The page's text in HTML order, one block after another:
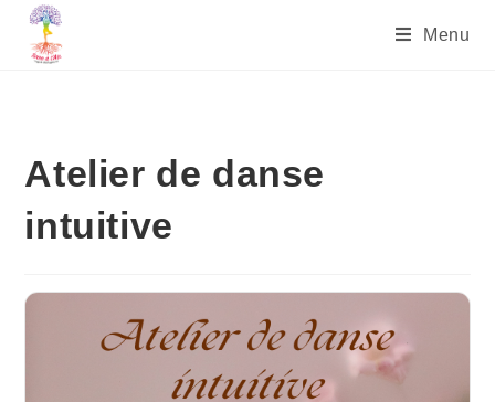
Menu
Atelier de danse
intuitive